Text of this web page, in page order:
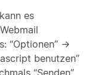
es
“Optionen” ->
benutzen”
“Senden”